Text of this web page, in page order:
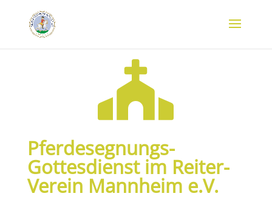

Pferdesegnungs-
Gottesdienst im Reiter-
Verein Mannheim e.V.